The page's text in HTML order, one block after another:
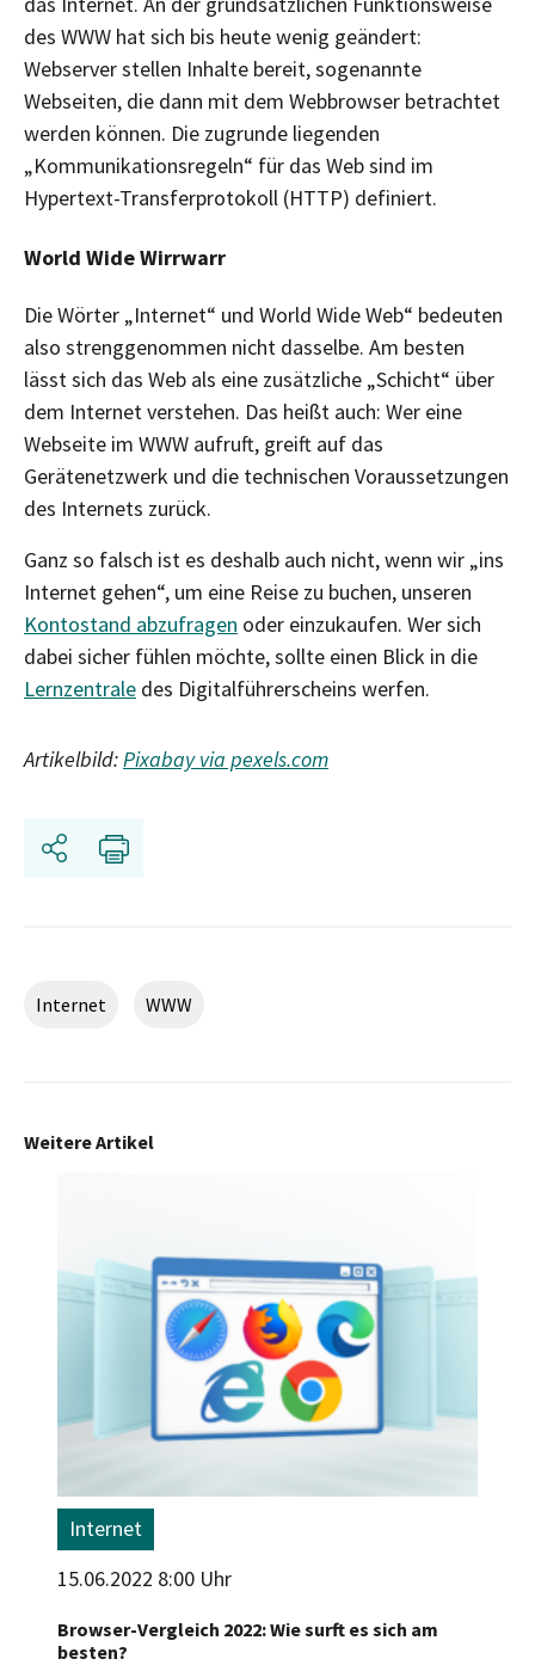
des WWW hat sich bis heute wenig geändert:
Webserver stellen Inhalte bereit, sogenannte
Webseiten, die dann mit dem Webbrowser betrachtet
werden können. Die zugrunde liegenden
„Kommunikationsregeln“ für das Web sind im
Hypertext-Transferprotokoll (HTTP) definiert.
World Wide Wirrwarr
Die Wörter „Internet“ und World Wide Web“ bedeuten
also strenggenommen nicht dasselbe. Am besten
lässt sich das Web als eine zusätzliche „Schicht“ über
dem Internet verstehen. Das heißt auch: Wer eine
Webseite im WWW aufruft, greift auf das
Gerätenetzwerk und die technischen Voraussetzungen
des Internets zurück.
Ganz so falsch ist es deshalb auch nicht, wenn wir „ins
Internet gehen“, um eine Reise zu buchen, unseren
Kontostand abzufragen oder einzukaufen. Wer sich
dabei sicher fühlen möchte, sollte einen Blick in die
Lernzentrale des Digitalführerscheins werfen.
Artikelbild:Pixabay via pexels.com
Share
Internet WWW
Weitere Artikel
Internet
15.06.2022 8:00 Uhr
Browser-Vergleich 2022: Wie surft es sich am
besten?